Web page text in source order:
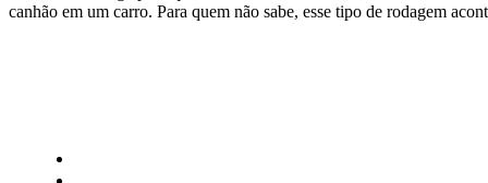
canhão em um carro. Para quem não sabe, esse tipo de rodagem